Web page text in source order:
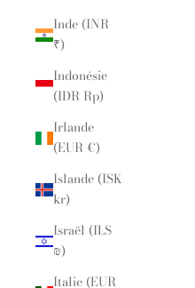
Inde (INR
₹)
Indonésie
(IDR Rp)
Irlande
(EUR €)
Islande (ISK
kr)
Israël (ILS
₪)
Italie (EUR